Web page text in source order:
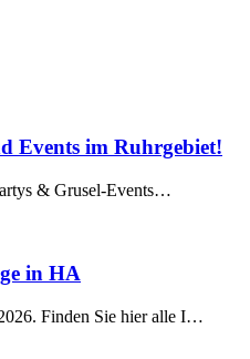
Events im Ruhrgebiet!
& Grusel-Events…
in HA
Finden Sie hier alle I…